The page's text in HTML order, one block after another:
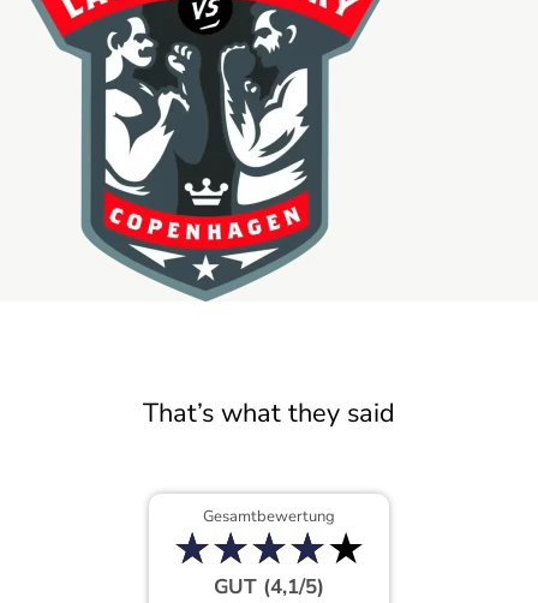
That’s what they said
Gesamtbewertung
★★★★★
★★★★★
GUT (4,1/5)